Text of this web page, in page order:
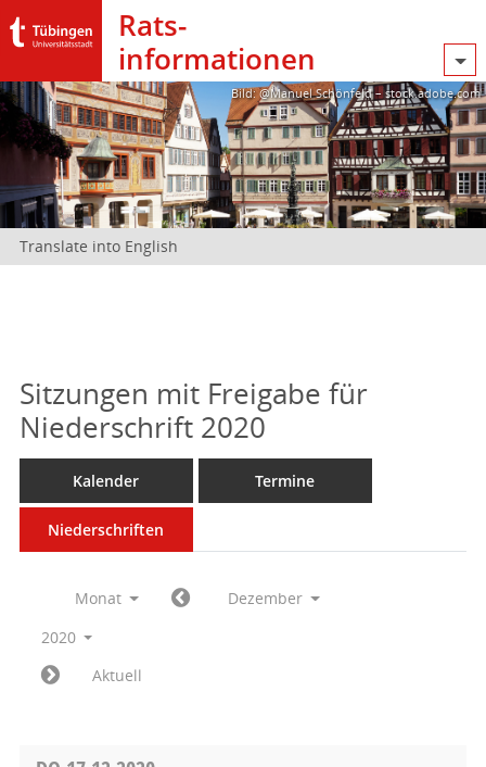
Rats­
informationen
Bild: @Manuel Schönfeld – stock.adobe.com
Translate into English
Sitzungen mit Freigabe für
Niederschrift 2020
Kalender Termine
Niederschriften
Monat
Dezember
2020
Aktuell